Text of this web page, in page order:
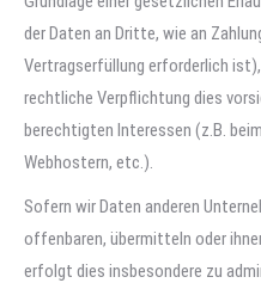
der Daten an Dritte, wie an
Vertragserfüllung erforderlich
rechtliche Verpflichtung dies
berechtigten Interessen (z.B.
Webhostern, etc.).
Sofern wir Daten anderen
offenbaren, übermitteln oder
erfolgt dies insbesondere zu